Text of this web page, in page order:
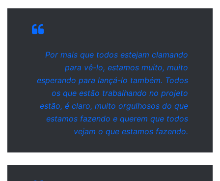
Por mais que todos estejam clamando
para vê-lo, estamos muito, muito
esperando para lançá-lo também. Todos
os que estão trabalhando no projeto
estão, é claro, muito orgulhosos do que
estamos fazendo e querem que todos
vejam o que estamos fazendo.